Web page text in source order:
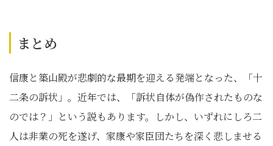
まとめ
信康と築山殿が悲劇的な最期を迎える発端となった、「十
二条の訴状」。近年では、「訴状自体が偽作されたものな
のでは？」という説もあります。しかし、いずれにしろ二
人は非業の死を遂げ、家康や家臣団たちを深く悲しませる